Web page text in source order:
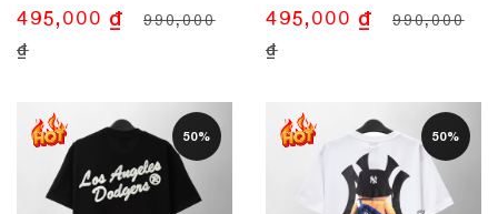
495,000 ₫
990,000
₫
495,000 ₫
990,000
₫
50% 50%